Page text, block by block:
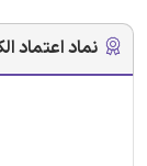
نماد اعتماد